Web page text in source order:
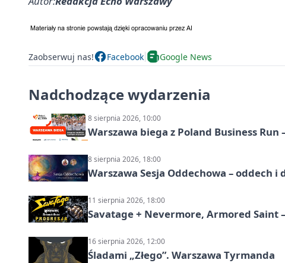
Zaobserwuj nas! Facebook Google News
Nadchodzące wydarzenia
8 sierpnia 2026, 10:00
Warszawa biega z Poland Business Run
8 sierpnia 2026, 18:00
Warszawa Sesja Oddechowa – oddech i
11 sierpnia 2026, 18:00
Savatage + Nevermore, Armored
16 sierpnia 2026, 12:00
Śladami „Złego”. Warszawa Tyrmanda